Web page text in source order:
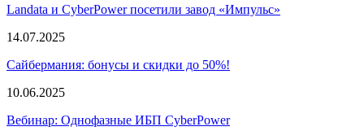
Landata и CyberPower посетили завод «Импульс»
14.07.2025
Сайбермания: бонусы и скидки до 50%!
10.06.2025
Вебинар: Однофазные ИБП CyberPower